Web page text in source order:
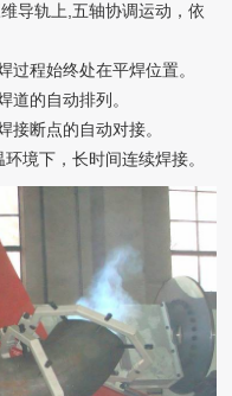
导轨上,五轴协调运动，依
过程始终处在平焊位置。
道的自动排列。
接断点的自动对接。
境下，长时间连续焊接。